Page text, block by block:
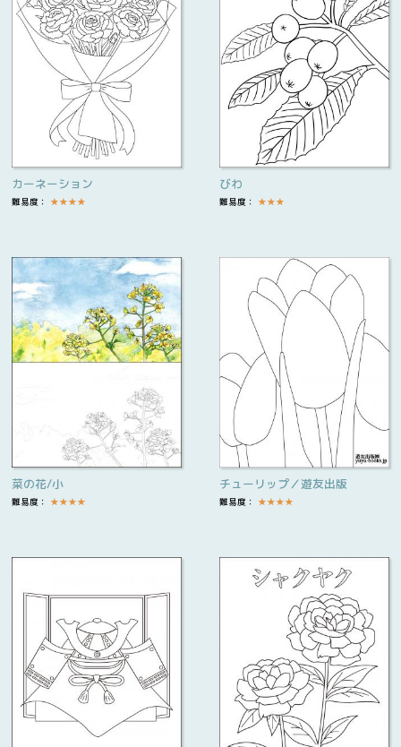
カーネーション
難易度： ★★★★
びわ
難易度： ★★★
菜の花/小
難易度： ★★★★
チューリップ／遊友出版
難易度： ★★★★